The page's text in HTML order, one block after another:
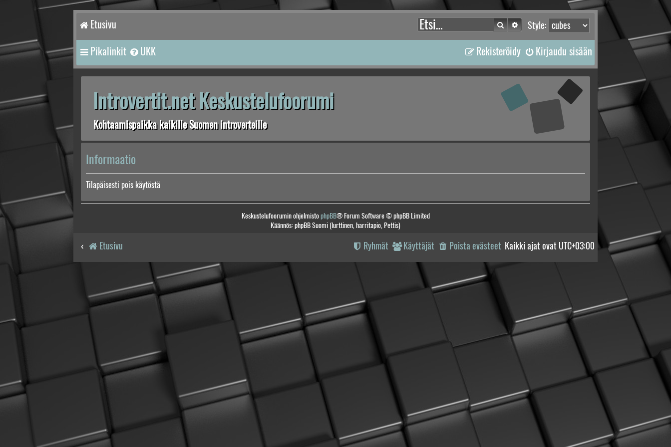
Etusivu Style:
Etsi Tarkennettu haku
Pikalinkit UKK Kirjaudu sisään
Rekisteröidy
Introvertit.net Keskustelufoorumi
Kohtaamispaikka kaikille Suomen introverteille
Informaatio
Tilapäisesti pois käytöstä
Keskustelufoorumin ohjelmistophpBB® Forum Software © phpBB Limited
Käännös: phpBB Suomi (lurttinen, harritapio, Pettis)
Etusivu Kaikki ajat ovat UTC+03:00
Poista evästeet
Käyttäjät
Ryhmät